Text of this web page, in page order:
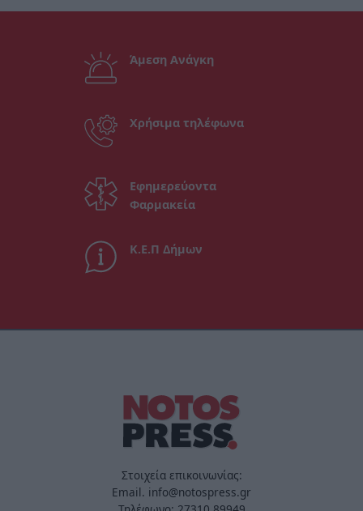
Άμεση Ανάγκη
Χρήσιμα τηλέφωνα
Εφημερεύοντα
Φαρμακεία
Κ.Ε.Π Δήμων
Στοιχεία επικοινωνίας:
Email. info@notospress.gr